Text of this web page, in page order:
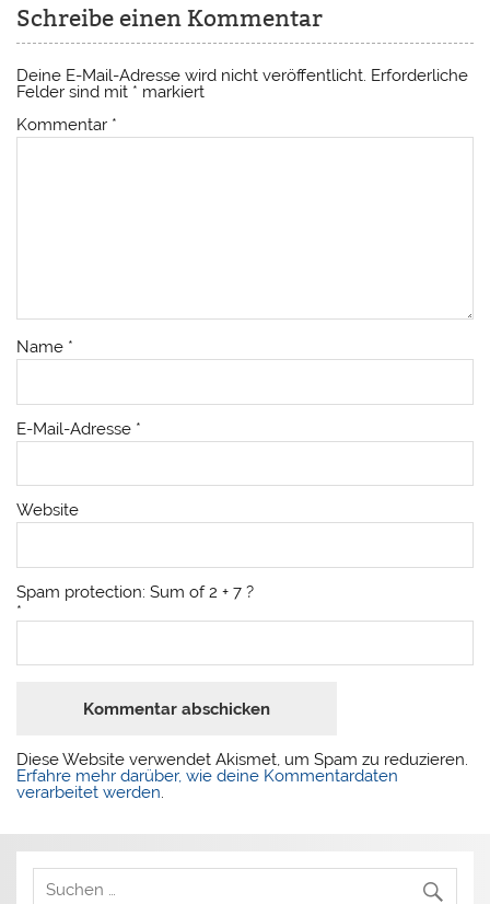
Schreibe einen Kommentar
Deine E-Mail-Adresse wird nicht veröffentlicht. Erforderliche
Felder sind mit * markiert
Kommentar *
Name *
E-Mail-Adresse *
Website
Spam protection: Sum of 2 + 7 ?
*
Diese Website verwendet Akismet, um Spam zu reduzieren.
Erfahre mehr darüber, wie deine Kommentardaten
verarbeitet werden.